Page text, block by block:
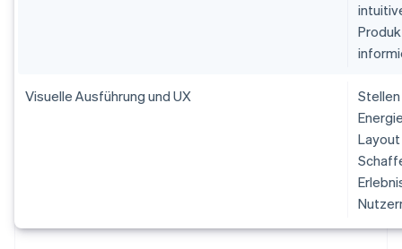
Visuelle Ausführung und UX